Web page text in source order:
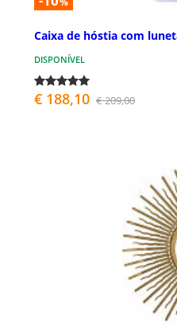
Caixa de hóstia com
DISPONÍVEL
€ 188,10 € 209,00